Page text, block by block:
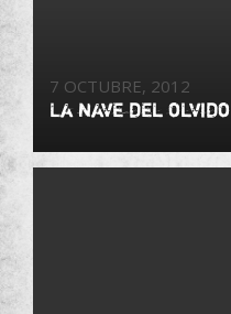
7 OCTUBRE, 2012
La nave del olvido